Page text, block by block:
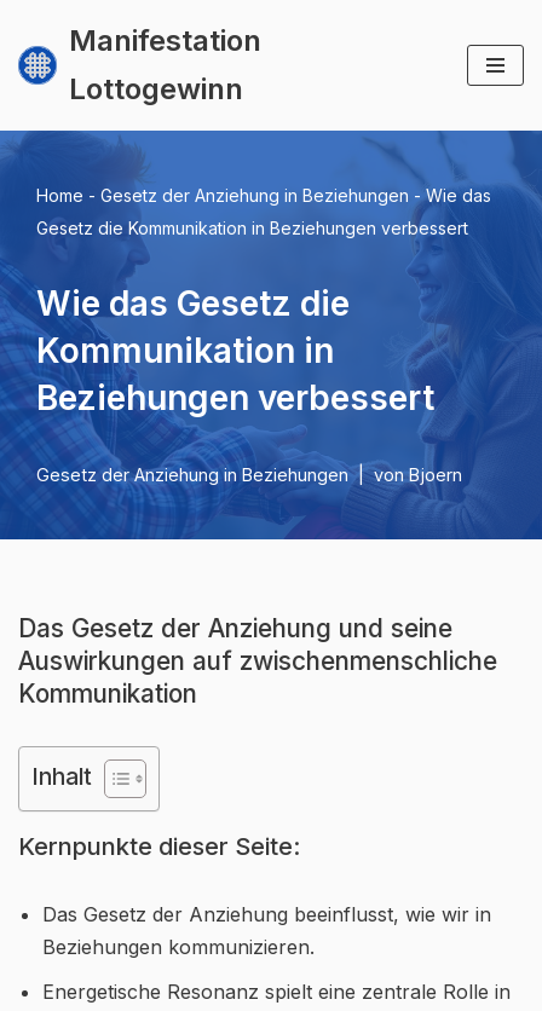
Zum
springen
Manifestation
Lottogewinn
Home - Gesetz der Anziehung in Beziehungen - Wie das
Gesetz die Kommunikation in Beziehungen verbessert
Wie das Gesetz die
Kommunikation in
Beziehungen verbessert
Gesetz der Anziehung in Beziehungen vonBjoern
Das Gesetz der Anziehung und seine
Auswirkungen auf zwischenmenschliche
Kommunikation
Inhalt
Kernpunkte dieser Seite:
Das Gesetz der Anziehung beeinflusst, wie wir in
Beziehungen kommunizieren.
Energetische Resonanz spielt eine zentrale Rolle in